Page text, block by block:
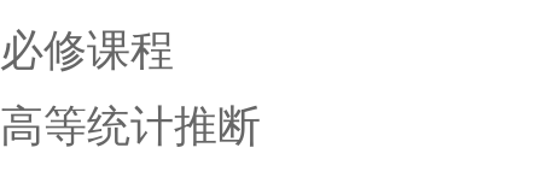
必修课程
高等统计推断